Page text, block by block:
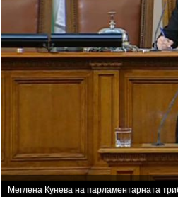
Меглена Кунева на парламентарната